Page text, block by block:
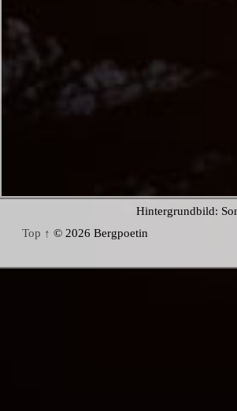
Hintergrundbild:
Top ↑ © 2026 Bergpoetin